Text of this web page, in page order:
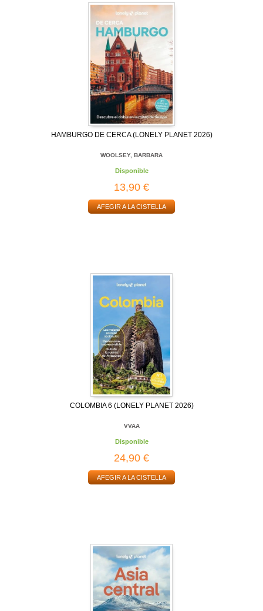
HAMBURGO DE CERCA (LONELY PLANET 2026)
WOOLSEY, BARBARA
Disponible
13,90 €
AFEGIR A LA CISTELLA
COLOMBIA 6 (LONELY PLANET 2026)
VVAA
Disponible
24,90 €
AFEGIR A LA CISTELLA